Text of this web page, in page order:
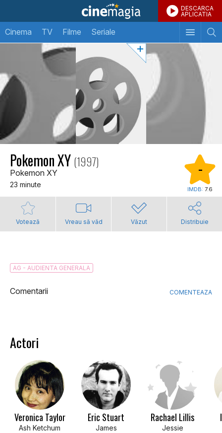
DESCARCA
APLICATIA
Cinema TV Filme Seriale
Pokemon XY (1997)
Pokemon XY
23 minute
-
IMDB: 7.6
Votează Vreau să văd Văzut Distribuie
AG - AUDIENTA GENERALA
Comentarii COMENTEAZA
Actori
Veronica Taylor
Ash Ketchum
Eric Stuart
James
Rachael Lillis
Jessie